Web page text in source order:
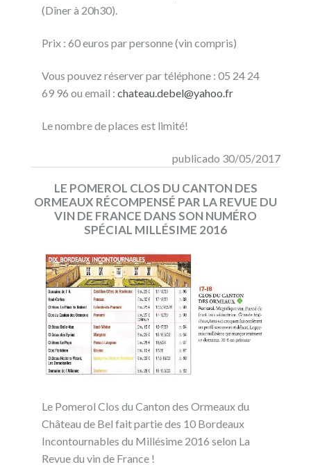
(Dîner à 20h30).
Prix : 60 euros par personne (vin compris)
Vous pouvez réserver par téléphone : 05 24 24
69 96 ou email : chateau.debel@yahoo.fr
Le nombre de places est limité!
publicado 30/05/2017
LE POMEROL CLOS DU CANTON DES
ORMEAUX RÉCOMPENSÉ PAR LA REVUE DU
VIN DE FRANCE DANS SON NUMÉRO
SPÉCIAL MILLÉSIME 2016
Le Pomerol Clos du Canton des Ormeaux du
Château de Bel fait partie des 10 Bordeaux
Incontournables du Millésime 2016 selon La
Revue du vin de France !